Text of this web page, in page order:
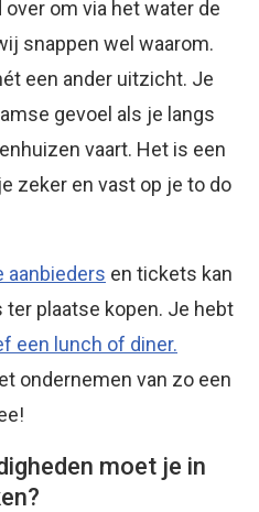
om via het water de
snappen wel waarom.
een ander uitzicht. Je
gevoel als je langs
vaart. Het is een
zeker en vast op je to do
aanbieders en tickets kan
ter plaatse kopen. Je hebt
een lunch of diner.
ondernemen van zo een
moet je in